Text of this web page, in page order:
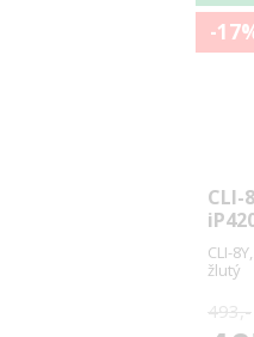
-
CLI-
CLI-
žlutý
493,-